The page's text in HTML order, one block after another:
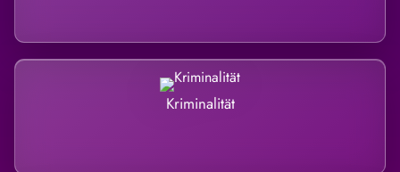
Kriminalität